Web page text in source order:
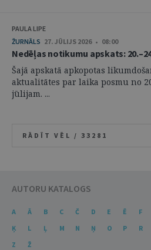
PAULA LIPE
ŽURNĀLS 27. JŪLIJS 2026 • 08:00
Nedēļas notikumu apskats:
Šajā apskatā apkopotas
aktualitātes par laika posmu no
jūlijam. ...
RĀDĪT VĒL / 33281
AUTORU KATALOGS
A Ā B C Č D E Ē F
Ķ
L Ļ M N Ņ O P R
Z
Ž